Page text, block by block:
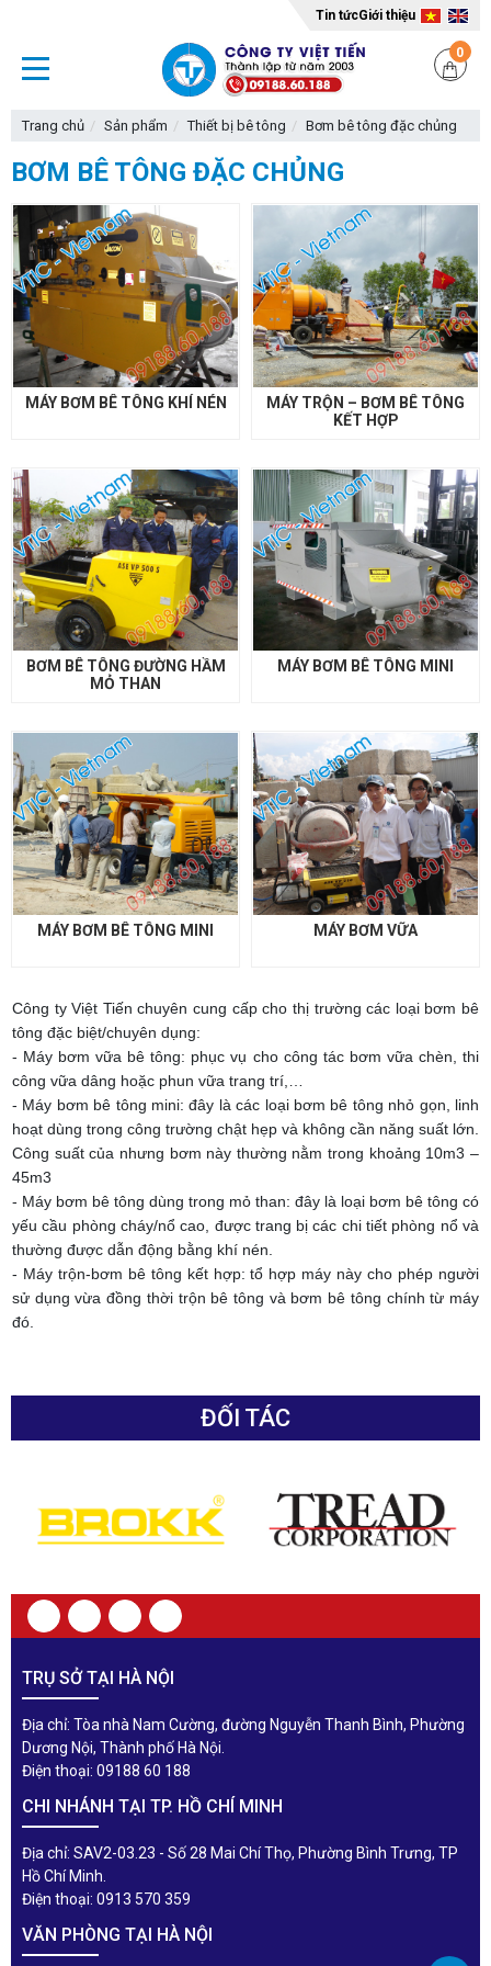
Tin tứcGiới thiệu
0
Trang chủ Sản phẩm Thiết bị bê tông Bơm bê tông đặc chủng
BƠM BÊ TÔNG ĐẶC CHỦNG
MÁY BƠM BÊ TÔNG KHÍ NÉN
MÁY TRỘN – BƠM BÊ TÔNG
KẾT HỢP
BƠM BÊ TÔNG ĐƯỜNG HẦM
MỎ THAN
MÁY BƠM BÊ TÔNG MINI
MÁY BƠM BÊ TÔNG MINI MÁY BƠM VỮA
Công ty Việt Tiến chuyên cung cấp cho thị trường các loại bơm bê
tông đặc biệt/chuyên dụng:
- Máy bơm vữa bê tông: phục vụ cho công tác bơm vữa chèn, thi
công vữa dâng hoặc phun vữa trang trí,…
- Máy bơm bê tông mini: đây là các loại bơm bê tông nhỏ gọn, linh
hoạt dùng trong công trường chật hẹp và không cần năng suất lớn.
Công suất của nhưng bơm này thường nằm trong khoảng 10m3 –
45m3
- Máy bơm bê tông dùng trong mỏ than: đây là loại bơm bê tông có
yếu cầu phòng cháy/nổ cao, được trang bị các chi tiết phòng nổ và
thường được dẫn động bằng khí nén.
- Máy trộn-bơm bê tông kết hợp: tổ hợp máy này cho phép người
sử dụng vừa đồng thời trộn bê tông và bơm bê tông chính từ máy
đó.
ĐỐI TÁC
TRỤ SỞ TẠI HÀ NỘI
Địa chỉ: Tòa nhà Nam Cường, đường Nguyễn Thanh Bình, Phường
Dương Nội, Thành phố Hà Nội.
Điện thoại: 09188 60 188
CHI NHÁNH TẠI TP. HỒ CHÍ MINH
Địa chỉ: SAV2-03.23 - Số 28 Mai Chí Thọ, Phường Bình Trưng, TP
Hồ Chí Minh.
Điện thoại: 0913 570 359
VĂN PHÒNG TẠI HÀ NỘI